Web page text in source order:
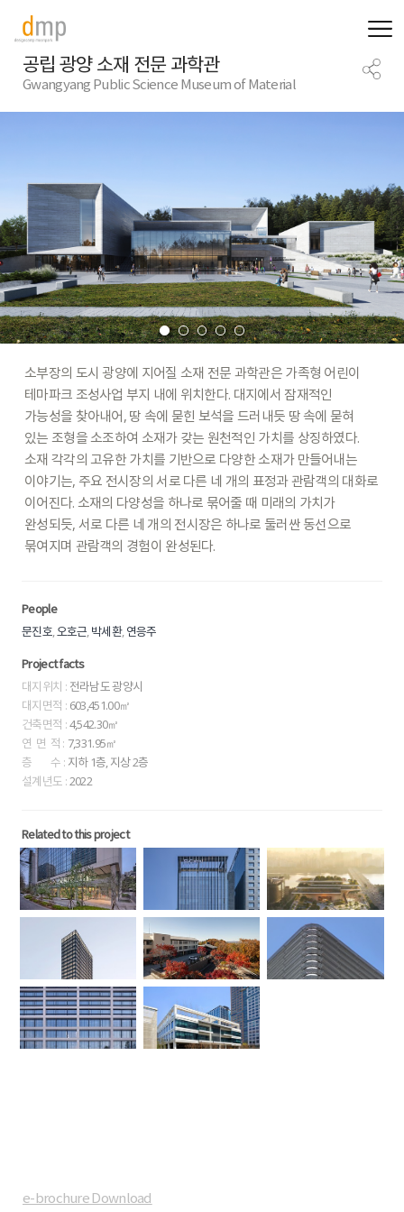
공립 광양 소재 전문 과학관
Gwangyang Public Science Museum of Material
소부장의 도시 광양에 지어질 소재 전문 과학관은 가족형 어린이
테마파크 조성사업 부지 내에 위치한다. 대지에서 잠재적인
가능성을 찾아내어, 땅 속에 묻힌 보석을 드러내듯 땅속에 묻혀
있는 조형을소조하여 소재가 갖는 원천적인 가치를 상징하였다.
소재 각각의 고유한 가치를 기반으로 다양한소재가 만들어내는
이야기는, 주요 전시장의 서로 다른 네 개의 표정과 관람객의 대화로
이어진다. 소재의 다양성을 하나로 묶어줄 때 미래의 가치가
완성되듯, 서로 다른 네 개의 전시장은 하나로 둘러싼 동선으로
묶여지며 관람객의 경험이 완성된다.
People
문진호,오호근, 박세환, 연응주
Project facts
대지위치 : 전라남도 광양시
대지면적 : 603,451.00㎡
건축면적 :4,542.30㎡
연 면 적 : 7,331.95㎡
층 수 : 지하 1층, 지상 2층
설계년도 :2022
Related to this project
e-brochure Download